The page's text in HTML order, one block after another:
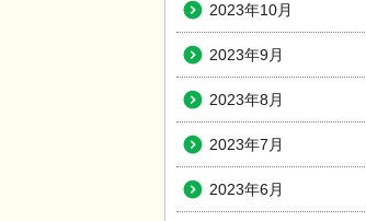
2023年10月
2023年9月
2023年8月
2023年7月
2023年6月